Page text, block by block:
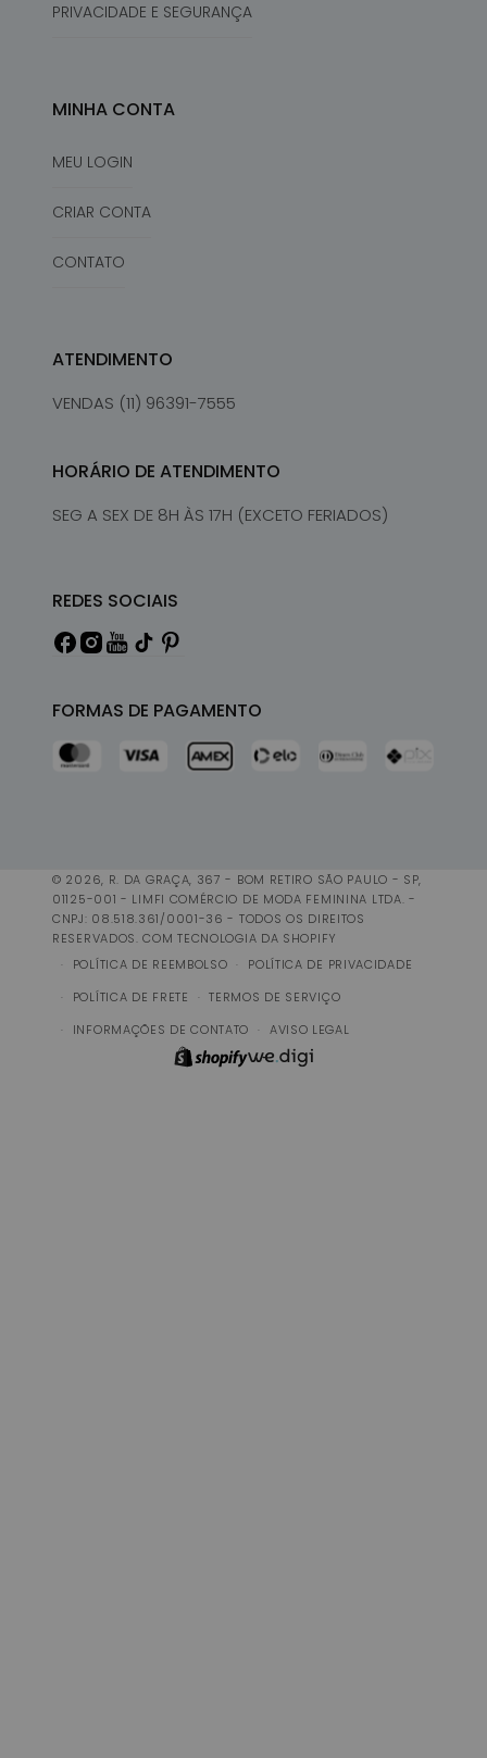
PRIVACIDADE E SEGURANÇA
MINHA CONTA
MEU LOGIN
CRIAR CONTA
CONTATO
ATENDIMENTO
VENDAS (11) 96391-7555
HORÁRIO DE ATENDIMENTO
SEG A SEX DE 8H ÀS 17H (EXCETO FERIADOS)
REDES SOCIAIS
FORMAS DE PAGAMENTO
© 2026, R. DA GRAÇA, 367 - BOM RETIRO SÃO PAULO - SP,
01125-001 - LIMFI COMÉRCIO DE MODA FEMININA LTDA. -
CNPJ: 08.518.361/0001-36 - TODOS OS DIREITOS
RESERVADOS. COM TECNOLOGIA DA SHOPIFY
POLÍTICA DE REEMBOLSO
POLÍTICA DE PRIVACIDADE
POLÍTICA DE FRETE
TERMOS DE SERVIÇO
INFORMAÇÕES DE CONTATO
AVISO LEGAL